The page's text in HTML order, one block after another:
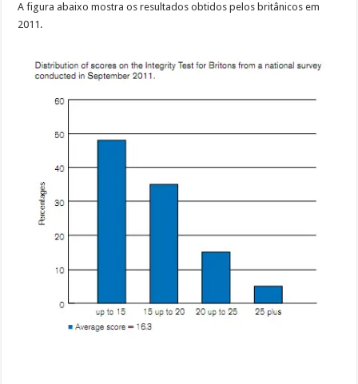
A figura abaixo mostra os resultados obtidos pelos britânicos em
2011.